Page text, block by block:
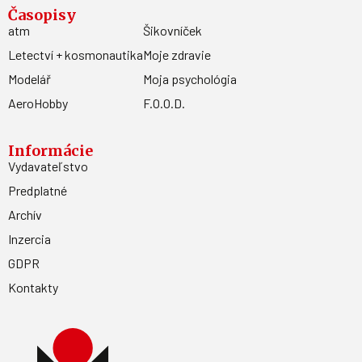
Časopisy
atm
Letectví + kosmonautika
Modelář
AeroHobby
Šikovníček
Moje zdravie
Moja psychológia
F.O.O.D.
Informácie
Vydavateľstvo
Predplatné
Archív
Inzercia
GDPR
Kontakty